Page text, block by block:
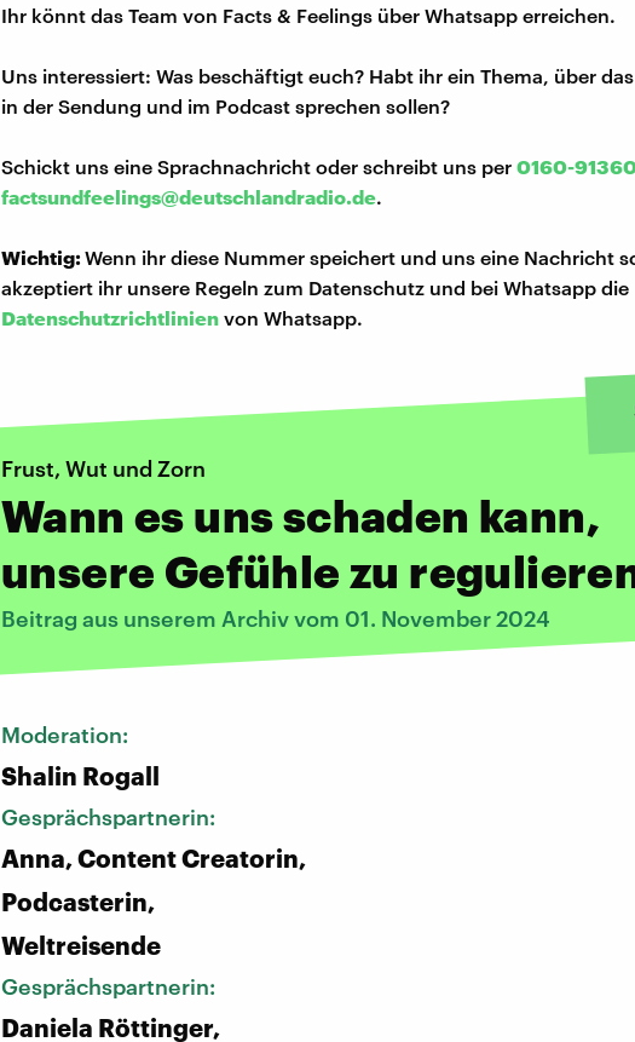
Ihr könnt das Team von Facts & Feelings über Whatsapp erreichen.
Uns interessiert: Was beschäftigt euch? Habt ihr ein Thema, über
in der Sendung und im Podcast sprechen sollen?
Schickt uns eine Sprachnachricht oder schreibt uns per 0160-
factsundfeelings@deutschlandradio.de.
Wichtig:Wenn ihr diese Nummer speichert und uns eine Nachricht
akzeptiert ihr unsere Regeln zum Datenschutz und bei Whatsapp die
Datenschutzrichtlinien von Whatsapp.
Frust, Wut und Zorn
Wann es uns schaden kann,
unsere Gefühle zu
Beitrag aus unserem Archiv vom 01. November 2024
Moderation:
Shalin Rogall
Gesprächspartnerin:
Anna, Content Creatorin,
Podcasterin,
Weltreisende
Gesprächspartnerin:
Daniela Röttinger,